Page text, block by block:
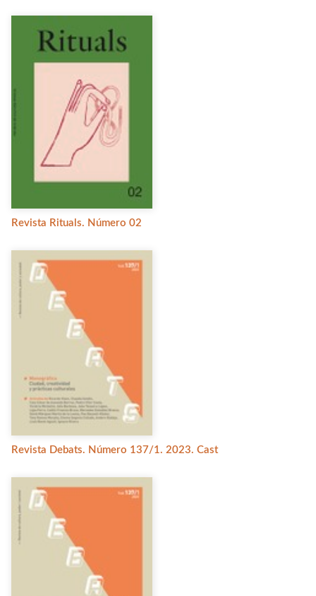
Revista Rituals. Número 02
Revista Debats. Número 137/1. 2023. Cast